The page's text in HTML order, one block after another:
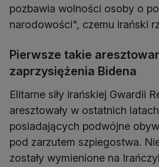
pozbawia wolności osoby o
narodowości", czemu irański
Pierwsze takie
zaprzysiężenia Bidena
Elitarne siły irańskiej Gwardii
aresztowały w ostatnich
posiadających podwójne
pod zarzutem szpiegostwa.
zostały wymienione na